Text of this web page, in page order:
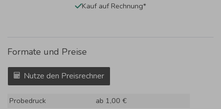
Kauf auf Rechnung*
Formate und Preise
Nutze den Preisrechner
Probedruck
ab 1,00 €